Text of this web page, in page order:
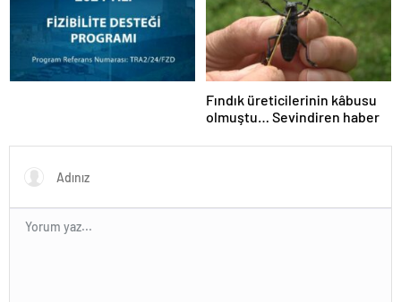
Fındık üreticilerinin kâbusu
olmuştu… Sevindiren haber